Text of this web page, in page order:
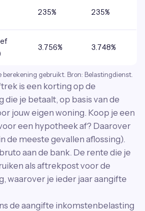
235% 235%
3.756% 3.748%
berekening gebruikt. Bron: Belastingdienst.
is een korting op de
je betaalt, op basis van de
jouw eigen woning. Koop je een
een hypotheek af? Daarover
de meeste gevallen aflossing).
aan de bank. De rente die je
als aftrekpost voor de
waarover je ieder jaar aangifte
de aangifte inkomstenbelasting